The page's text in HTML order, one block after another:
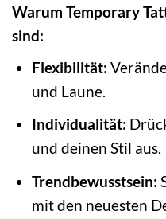
Warum Temporary
sind:
Flexibilität:
und Laune.
Individualität:
und deinen Stil aus.
Trendbewusstsein:
mit den neuesten